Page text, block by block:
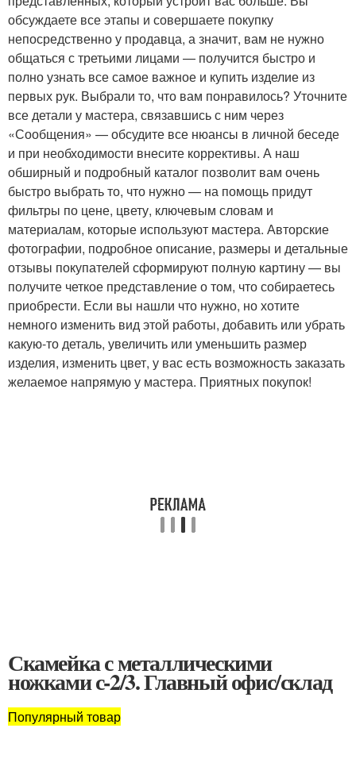
обсуждаете все этапы и совершаете покупку
непосредственно у продавца, а значит, вам не нужно
общаться с третьими лицами — получится быстро и
полно узнать все самое важное и купить изделие из
первых рук. Выбрали то, что вам понравилось? Уточните
все детали у мастера, связавшись с ним через
«Сообщения» — обсудите все нюансы в личной беседе
и при необходимости внесите коррективы. А наш
обширный и подробный каталог позволит вам очень
быстро выбрать то, что нужно — на помощь придут
фильтры по цене, цвету, ключевым словам и
материалам, которые используют мастера. Авторские
фотографии, подробное описание, размеры и детальные
отзывы покупателей сформируют полную картину — вы
получите четкое представление о том, что собираетесь
приобрести. Если вы нашли что нужно, но хотите
немного изменить вид этой работы, добавить или убрать
какую-то деталь, увеличить или уменьшить размер
изделия, изменить цвет, у вас есть возможность заказать
желаемое напрямую у мастера. Приятных покупок!
Скамейка с металлическими
ножками с-2/3. Главный офис/склад
Популярный товар